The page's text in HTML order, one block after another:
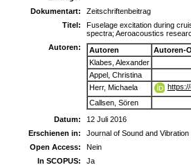
Dokumentart:
Zeitschriftenbeitrag
Titel:
Fuselage excitation during
spectra; Aeroacoustics
Autoren:
Autoren
Autoren-
Klabes, Alexander
Appel, Christina
Herr, Michaela
Callsen, Sören
Datum:
12 Juli 2016
Erschienen in:
Journal of Sound and Vibration
Open Access:
Nein
In SCOPUS:
Ja